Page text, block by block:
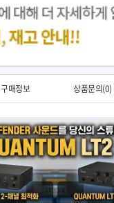
구매정보 상품문의(0)